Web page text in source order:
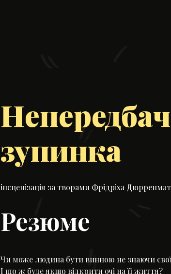
зупинка
інсценізація за творами Фрідріха
Резюме
Чи може людина бути винною не знаючи
І що ж буде якщо відкрити очі на її життя?